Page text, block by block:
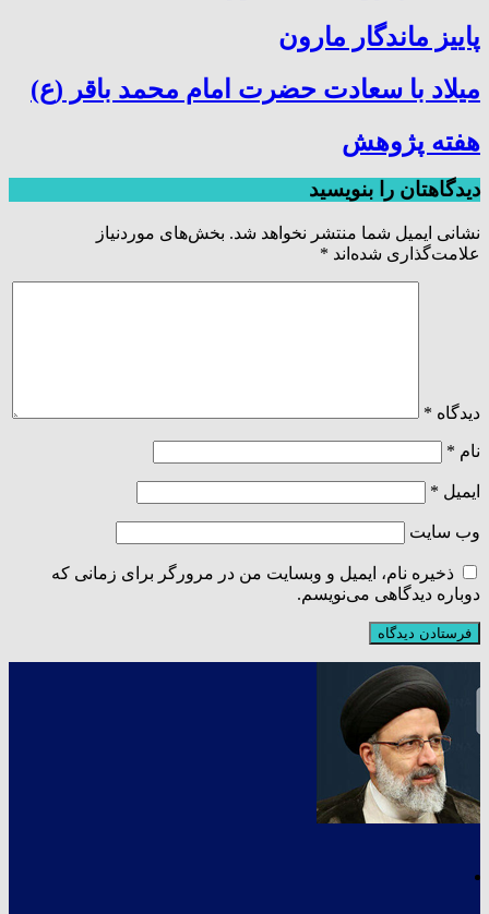
پاییز ماندگار مارون
میلاد با سعادت حضرت امام محمد باقر (ع)
هفته پژوهش
دیدگاهتان را بنویسید
نشانی ایمیل شما منتشر نخواهد شد. بخش‌های موردنیاز
علامت‌گذاری شده‌اند *
دیدگاه *
نام *
ایمیل *
وب‌ سایت
ذخیره نام، ایمیل و وبسایت من در مرورگر برای زمانی که
دوباره دیدگاهی می‌نویسم.